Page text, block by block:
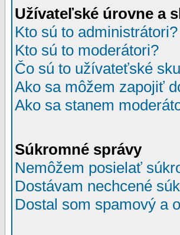
Užívateľské úrovne a
Kto sú to administrátori?
Kto sú to moderátori?
Čo sú to užívateťské
Ako sa môžem zapojiť
Ako sa stanem
Súkromné správy
Nemôžem posielať
Dostávam nechcené
Dostal som spamový a